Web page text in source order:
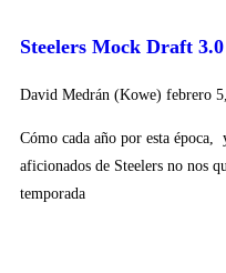
Steelers Mock Draft 3.0
David Medrán (Kowe) febrero
Cómo cada año por esta época,
aficionados de Steelers no nos
temporada